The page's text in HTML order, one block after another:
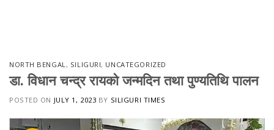
NORTH BENGAL, SILIGURI, UNCATEGORIZED
डा. विधान चन्द्र रायको जन्मदिन तथा पुण्यतिथि पालन
POSTED ON JULY 1, 2023 BY SILIGURI TIMES